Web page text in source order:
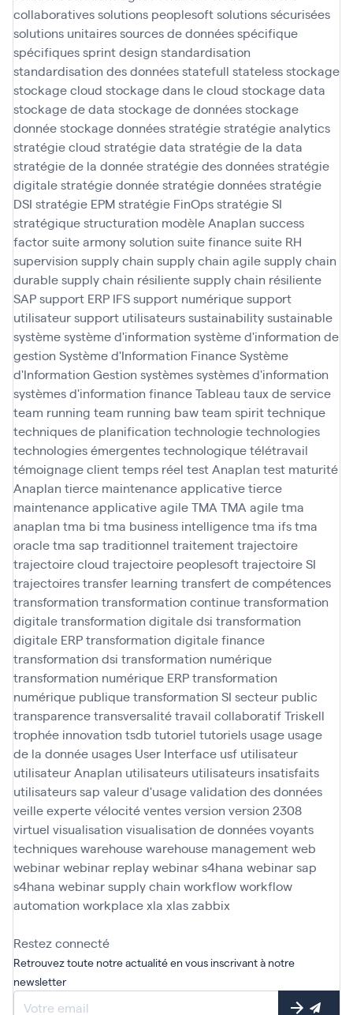
collaborativessolutions peoplesoftsolutions sécurisées
solutions unitairessources de donnéesspécifique
spécifiquessprint design standardisation
standardisation des donnéesstatefull statelessstockage
stockage cloud stockage dans le cloud stockage data
stockage de data stockage de donnéesstockage
donnéestockage donnéesstratégiestratégie analytics
stratégie cloud stratégie data stratégie de la data
stratégie de la donnéestratégie des donnéesstratégie
digitalestratégie donnéestratégie donnéesstratégie
DSI stratégie EPMstratégie FinOpsstratégie SI
stratégiquestructuration modèle Anaplan success
factorsuite armony solution suite financesuite RH
supervision supply chain supply chain agilesupply chain
durablesupply chain résilientesupply chain résiliente
SAPsupport ERP IFSsupport numériquesupport
utilisateursupport utilisateurssustainabilitysustainable
systèmesystème d'information système d'information de
gestion Système d'Information FinanceSystème
d'Information Gestion systèmessystèmes d'information
systèmes d'information financeTableau taux de service
team running team running bawteam spirittechnique
techniques de planification technologietechnologies
technologies émergentestechnologiquetélétravail
témoignage clienttemps réel test Anaplan test maturité
Anaplan tierce maintenance applicativetierce
maintenance applicative agileTMA TMA agiletma
anaplan tma bi tma business intelligencetma ifstma
oracletma sap traditionnel traitementtrajectoire
trajectoire cloud trajectoire peoplesofttrajectoire SI
trajectoirestransfer learning transfert de compétences
transformation transformation continuetransformation
digitaletransformation digitale dsi transformation
digitale ERPtransformation digitale finance
transformation dsi transformation numérique
transformation numérique ERPtransformation
numérique publiquetransformation SI secteur public
transparencetransversalitétravail collaboratifTriskell
trophée innovation tsdb tutoriel tutoriels usage usage
de la donnée usages User Interface usf utilisateur
utilisateur Anaplan utilisateurs utilisateurs insatisfaits
utilisateurs sap valeur d'usagevalidation des données
veille expertevélocitéventesversion version 2308
virtuel visualisation visualisation de donnéesvoyants
techniqueswarehousewarehouse managementweb
webinarwebinar replaywebinar s4hana webinar sap
s4hana webinar supply chain workflowworkflow
automation workplacexla xlaszabbix
Restez connecté
Retrouvez toute notre actualité en vous inscrivant à notre
newsletter